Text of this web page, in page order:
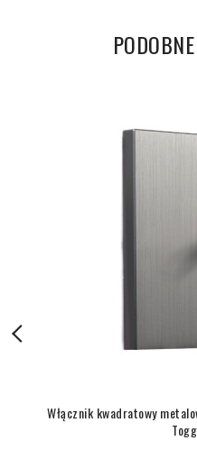
Włącznik kwadratowy